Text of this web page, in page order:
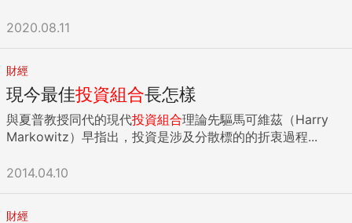
2020.08.11
財經
現今最佳投資組合長怎樣
與夏普教授同代的現代投資組合理論先驅馬可維茲（Harry
Markowitz）早指出，投資是涉及分散標的的折衷過程...
2014.04.10
財經